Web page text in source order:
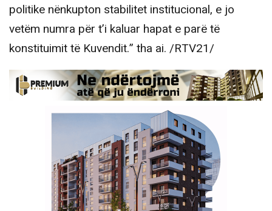
politike nënkupton stabilitet institucional, e jo
vetëm numra për t’i kaluar hapat e parë të
konstituimit të Kuvendit.” tha ai. /RTV21/